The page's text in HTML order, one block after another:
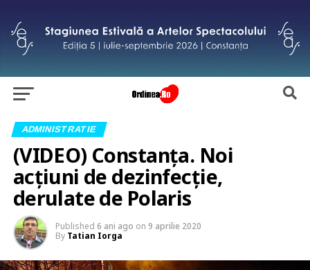
ADMINISTRATIE
(VIDEO) Constanța. Noi
acțiuni de dezinfecție,
derulate de Polaris
Published 6 ani ago on 9 aprilie 2020
By Tatian Iorga